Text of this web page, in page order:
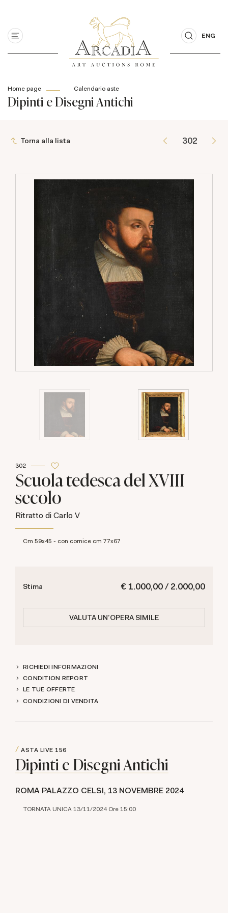
ENG
Home page Calendario aste
Dipinti e Disegni Antichi
Torna alla lista
302
Scuola tedesca del XVIII
secolo
Ritratto di Carlo V
cm 59x45 - con cornice cm 77x67
€ 1.000,00 / 2.000,00
Stima
VALUTA UN'OPERA SIMILE
RICHIEDI INFORMAZIONI
CONDITION REPORT
LE TUE OFFERTE
CONDIZIONI DI VENDITA
ASTA LIVE 156
Dipinti e Disegni Antichi
ROMA PALAZZO CELSI, 13 NOVEMBRE 2024
TORNATA UNICA 13/11/2024 Ore 15:00